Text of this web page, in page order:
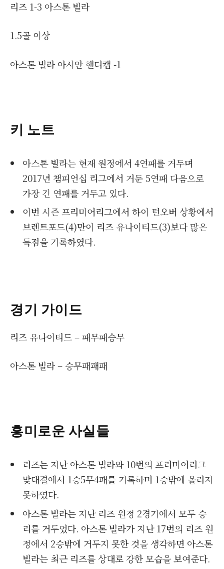
리즈 1-3 아스톤 빌라
1.5골 이상
아스톤 빌라 아시안 핸디캡 -1
키 노트
아스톤 빌라는 현재 원정에서 4연패를 거두며
2017년 챔피언십 리그에서 거둔 5연패 다음으로
가장 긴 연패를 거두고 있다.
이번 시즌 프리미어리그에서 하이 턴오버 상황에서
브렌트포드(4)만이 리즈 유나이티드(3)보다 많은
득점을 기록하였다.
경기 가이드
리즈 유나이티드 – 패무패승무
아스톤 빌라 – 승무패패패
흥미로운 사실들
리즈는 지난 아스톤 빌라와 10번의 프리미어리그
맞대결에서 1승5무4패를 기록하며 1승밖에 올리지
못하였다.
아스톤 빌라는 지난 리즈 원정 2경기에서 모두 승
리를 거두었다. 아스톤 빌라가 지난 17번의 리즈 원
정에서 2승밖에 거두지 못한 것을 생각하면 아스톤
빌라는 최근 리즈를 상대로 강한 모습을 보여준다.